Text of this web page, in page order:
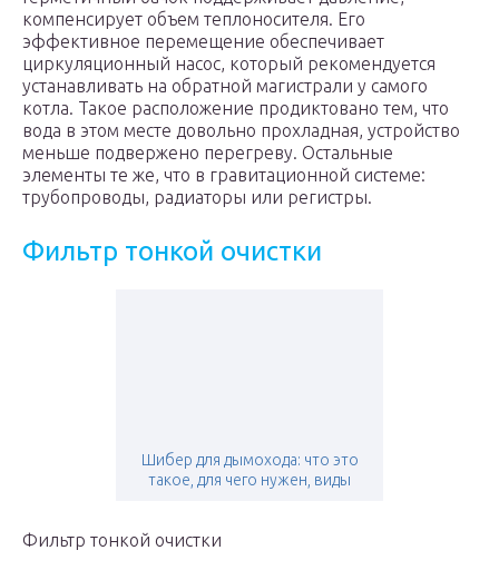
компенсирует объем теплоносителя. Его
эффективное перемещение обеспечивает
циркуляционный насос, который рекомендуется
устанавливать на обратной магистрали у самого
котла. Такое расположение продиктовано тем, что
вода в этом месте довольно прохладная, устройство
меньше подвержено перегреву. Остальные
элементы те же, что в гравитационной системе:
трубопроводы, радиаторы или регистры.
Фильтр тонкой очистки
Шибер для дымохода: что это
такое, для чего нужен, виды
Фильтр тонкой очистки